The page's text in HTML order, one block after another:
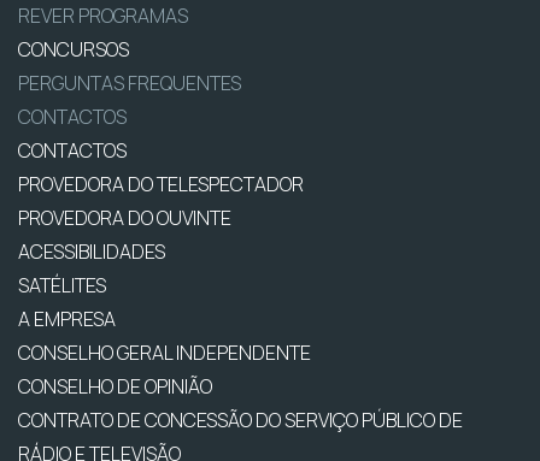
REVER PROGRAMAS
CONCURSOS
PERGUNTAS FREQUENTES
CONTACTOS
CONTACTOS
PROVEDORA DO TELESPECTADOR
PROVEDORA DO OUVINTE
ACESSIBILIDADES
SATÉLITES
A EMPRESA
CONSELHO GERAL INDEPENDENTE
CONSELHO DE OPINIÃO
CONTRATO DE CONCESSÃO DO SERVIÇO PÚBLICO DE
RÁDIO E TELEVISÃO